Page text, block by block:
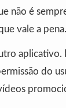
não é
vale a pena.
aplicativo.
do